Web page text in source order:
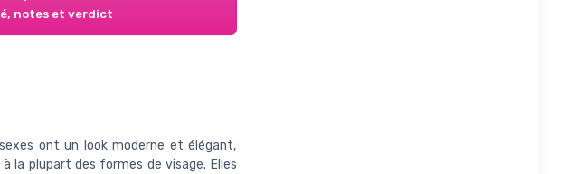
notes et verdict
ont un look moderne et élégant,
la plupart des formes de visage. Elles